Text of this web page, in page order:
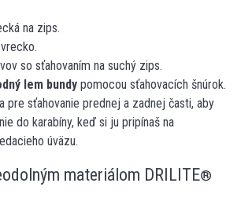
na zips.
so sťahovaním na suchý zips.
lem bundy pomocou sťahovacích šnúrok.
pre sťahovanie prednej a zadnej časti, aby
do karabíny, keď si ju pripínaš na
úväzu.
materiálom DRILITE®